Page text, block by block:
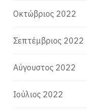
Οκτώβριος 2022
Σεπτέμβριος 2022
Αύγουστος 2022
Ιούλιος 2022